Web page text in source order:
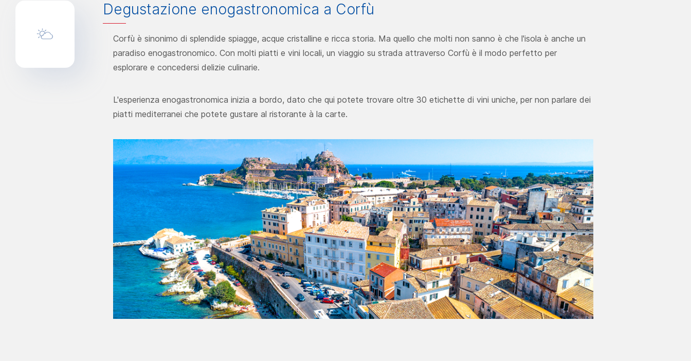
Degustazione enogastronomica a Corfù
Corfù è sinonimo di splendide spiagge, acque cristalline e ricca storia. Ma quello che molti non sanno è che l'isola è anche un
paradiso enogastronomico. Con molti piatti e vini locali, un viaggio su strada attraverso Corfù è il modo perfetto per
esplorare e concedersi delizie culinarie.
L'esperienza enogastronomica inizia a bordo, dato che qui potete trovare oltre 30 etichette di vini uniche, per non parlare dei
piatti mediterranei che potete gustare al ristorante à la carte.